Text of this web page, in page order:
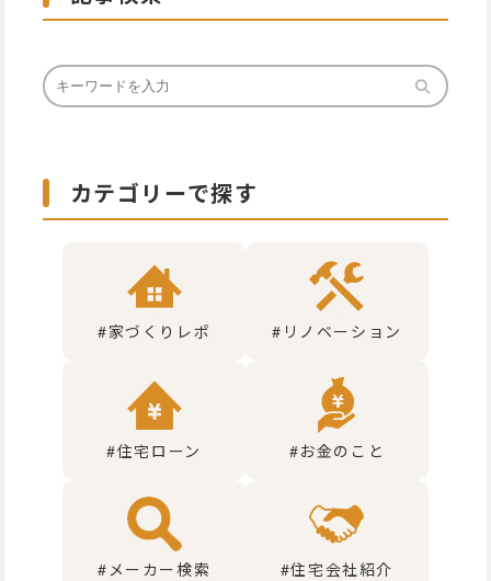
カテゴリーで探す
#家づくりレポ #リノベーション
#住宅ローン #お金のこと
#メーカー検索 #住宅会社紹介